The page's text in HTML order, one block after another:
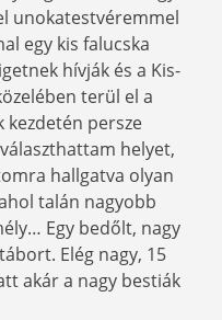
unokatestvéremmel
egy kis falucska
hívják és a Kis-
terül el a
kezdetén persze
helyet,
hallgatva olyan
talán nagyobb
Egy bedőlt, nagy
Elég nagy, 15
akár a nagy bestiák